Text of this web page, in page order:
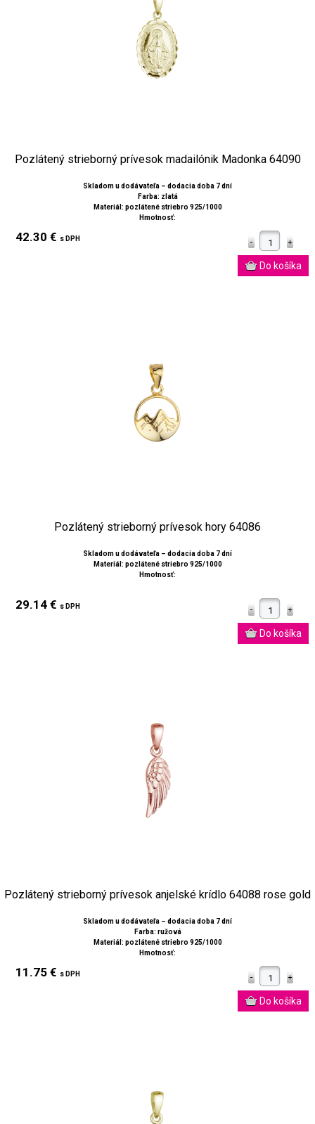
Pozlátený strieborný prívesok madailónik Madonka 64090
Skladom u dodávateľa – dodacia doba 7 dní
Farba: zlatá
Materiál: pozlátené striebro 925/1000
Hmotnosť:
42.30 € s DPH
Pozlátený strieborný prívesok hory 64086
Skladom u dodávateľa – dodacia doba 7 dní
Materiál: pozlátené striebro 925/1000
Hmotnosť:
29.14 € s DPH
Pozlátený strieborný prívesok anjelské krídlo 64088 rose gold
Skladom u dodávateľa – dodacia doba 7 dní
Farba: ružová
Materiál: pozlátené striebro 925/1000
Hmotnosť:
11.75 € s DPH